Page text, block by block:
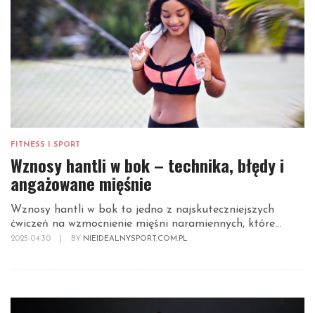
FITNESS I SPORT
Wznosy hantli w bok – technika, błędy i
angażowane mięśnie
Wznosy hantli w bok to jedno z najskuteczniejszych
ćwiczeń na wzmocnienie mięśni naramiennych, które...
2025-04-30 BY NIEIDEALNYSPORT.COM.PL